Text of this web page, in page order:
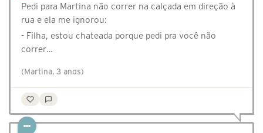
Pedi para Martina não correr na calçada em direção à
rua e ela me ignorou:
- Filha, estou chateada porque pedi pra você não
correr…
(Martina, 3 anos)